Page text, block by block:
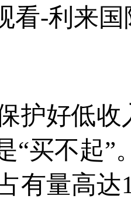
看-利来国
好低收
“买不起
有量高